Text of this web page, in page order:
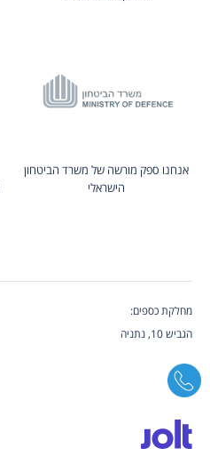
אנחנו ספק מורשה של משרד הביטחון
הישראלי
מחלקת כספים:
הגביש 10, נתניה